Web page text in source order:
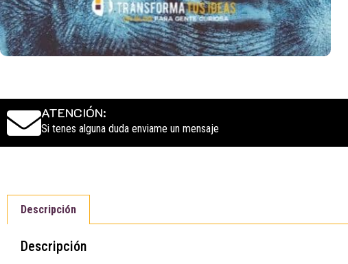
ATENCIÓN:
Si tenes alguna duda enviame un mensaje
Descripción
Descripción